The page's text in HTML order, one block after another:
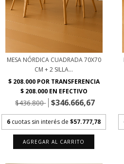
MESA NÓRDICA CUADRADA 70X70
CM + 2 SILLA...
$436.800 $346.666,67
6 cuotas sin interés de$57.777,78
AGREGAR AL CARRITO